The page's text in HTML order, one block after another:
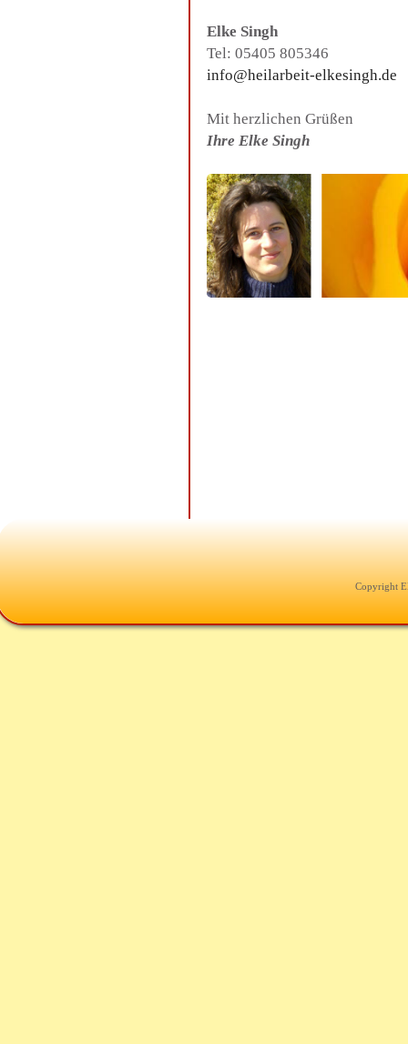
Elke Singh
Tel: 05405 805346
info@heilarbeit-elkesingh.de
Mit herzlichen Grüßen
Ihre Elke Singh
Copyright